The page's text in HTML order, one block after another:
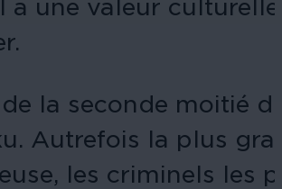
a une valeur
la seconde moitié
Autrefois la plus
les criminels les